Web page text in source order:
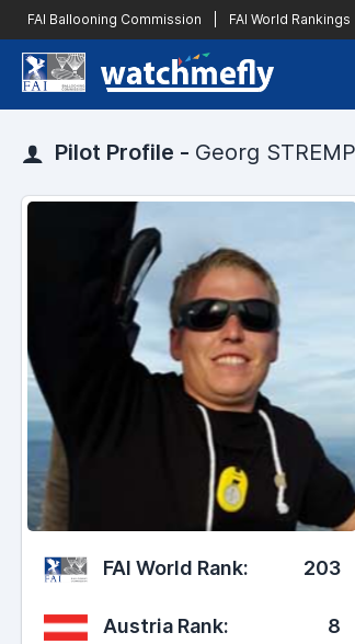
FAI Ballooning Commission FAI World Rankings
Pilot Profile - Georg
FAI World Rank: 203
Austria Rank: 8